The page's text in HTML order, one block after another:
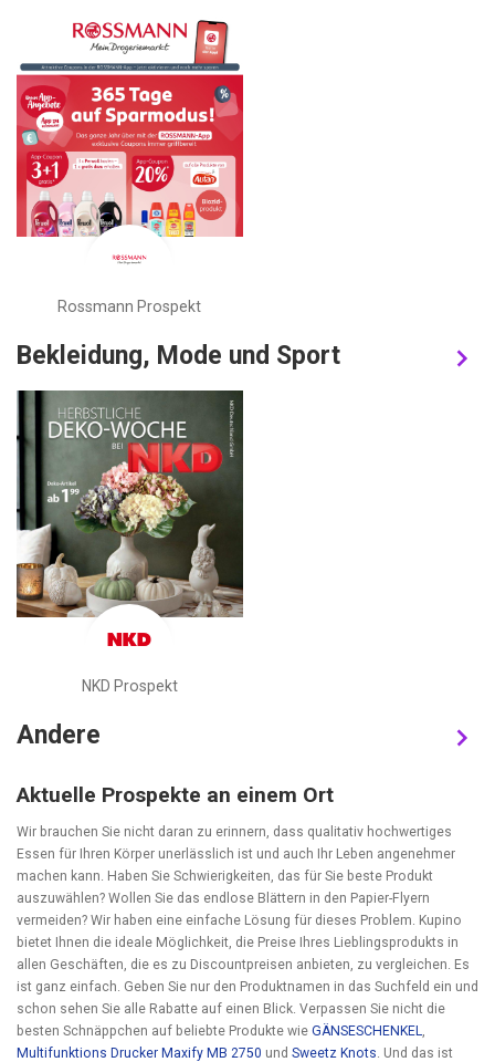
Rossmann Prospekt
Bekleidung, Mode und Sport
NKD Prospekt
Andere
Aktuelle Prospekte an einem Ort
Wir brauchen Sie nicht daran zu erinnern, dass qualitativ hochwertiges
Essen für Ihren Körper unerlässlich ist und auch Ihr Leben angenehmer
machen kann. Haben Sie Schwierigkeiten, das für Sie beste Produkt
auszuwählen? Wollen Sie das endlose Blättern in den Papier-Flyern
vermeiden? Wir haben eine einfache Lösung für dieses Problem. Kupino
bietet Ihnen die ideale Möglichkeit, die Preise Ihres Lieblingsprodukts in
allen Geschäften, die es zu Discountpreisen anbieten, zu vergleichen. Es
ist ganz einfach. Geben Sie nur den Produktnamen in das Suchfeld ein und
schon sehen Sie alle Rabatte auf einen Blick. Verpassen Sie nicht die
besten Schnäppchen auf beliebte Produkte wie GÄNSESCHENKEL
Multifunktions Drucker Maxify MB 2750 und Sweetz Knots . Und das ist